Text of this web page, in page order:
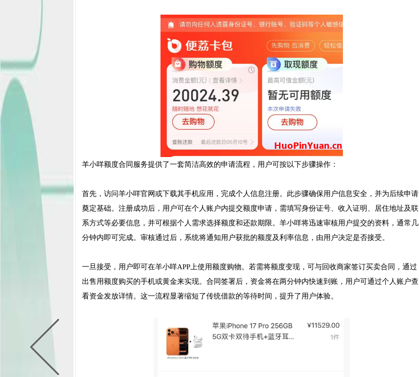
羊小咩额度合同服务提供了一套简洁高效的申请流程，用户可按以下步骤操作：
首先，访问羊小咩官网或下载其手机应用，完成个人信息注册。此步骤确保用户信息安全，并为后续申请
奠定基础。注册成功后，用户可在个人账户内提交额度申请，需填写身份证号、收入证明、居住地址及联
系方式等必要信息，并可根据个人需求选择额度和还款期限。羊小咩将迅速审核用户提交的资料，通常几
分钟内即可完成。审核通过后，系统将通知用户获批的额度及利率信息，由用户决定是否接受。
一旦接受，用户即可在羊小咩APP上使用额度购物。若需将额度变现，可与回收商家签订买卖合同，通过
出售用额度购买的手机或黄金来实现。合同签署后，资金将在两分钟内快速到账，用户可通过个人账户查
看资金发放详情。这一流程显著缩短了传统借款的等待时间，提升了用户体验。